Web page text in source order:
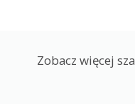
Zobacz więcej